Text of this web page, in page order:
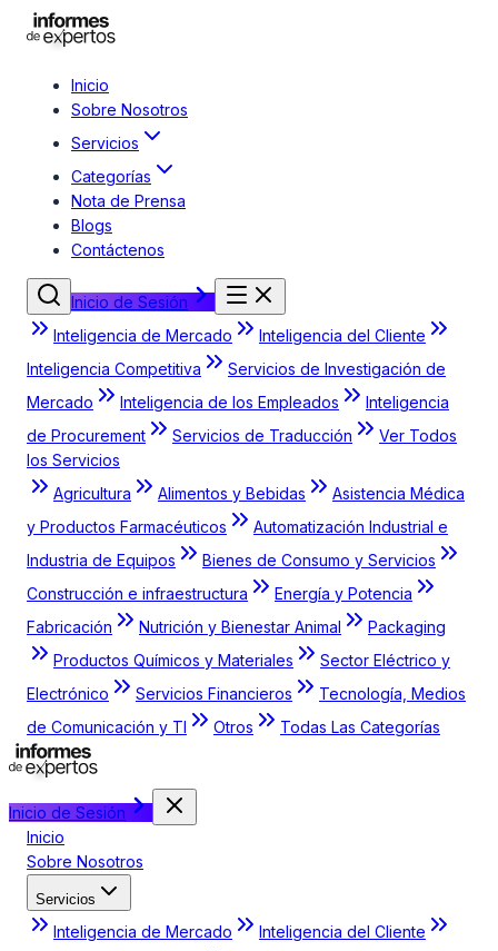
Inicio
Sobre Nosotros
Servicios
Categorías
Nota de Prensa
Blogs
Contáctenos
Inicio de Sesión
Inteligencia de Mercado
Inteligencia del Cliente
Inteligencia Competitiva
Servicios de Investigación de
Mercado
Inteligencia de los Empleados
Inteligencia
de Procurement
Servicios de Traducción
Ver Todos
los Servicios
Agricultura
Alimentos y Bebidas
Asistencia Médica
y Productos Farmacéuticos
Automatización Industrial e
Industria de Equipos
Bienes de Consumo y Servicios
Construcción e infraestructura
Energía y Potencia
Fabricación
Nutrición y Bienestar Animal
Packaging
Productos Químicos y Materiales
Sector Eléctrico y
Electrónico
Servicios Financieros
Tecnología, Medios
de Comunicación y TI
Otros Todas Las Categorías
Inicio de Sesión
Inicio
Sobre Nosotros
Servicios
Inteligencia de Mercado
Inteligencia del Cliente